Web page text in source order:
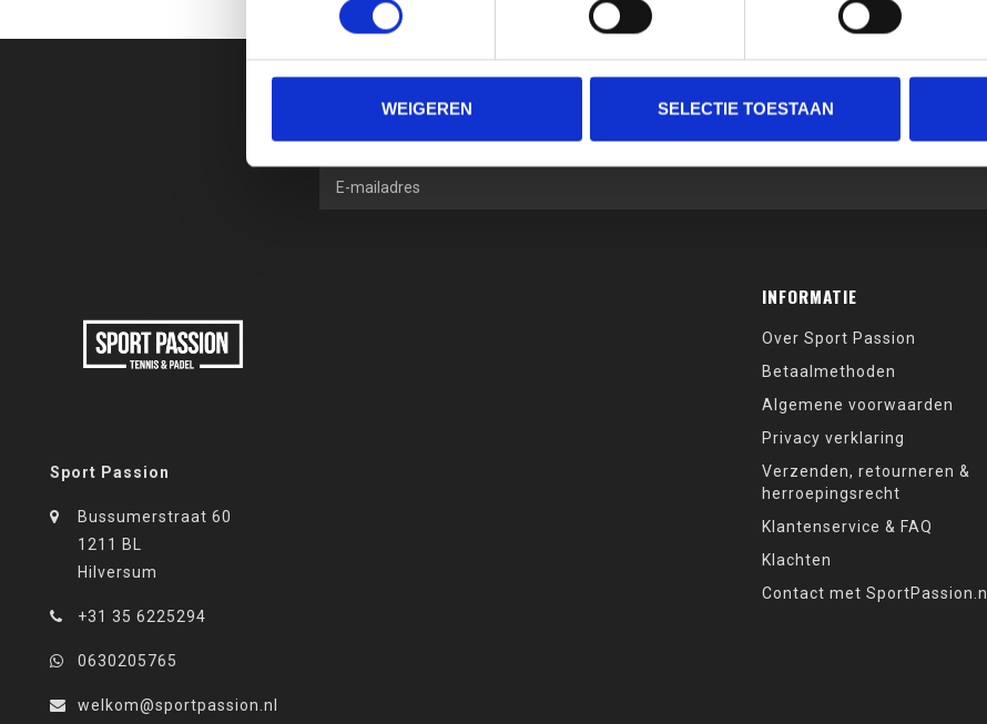
WEIGEREN SELECTIE TOESTAAN
SCHRIJF JE IN VOOR ONZE NIEUWSBRIEF
En ontvang direct 10% korting in onze webwinkel
Sport Passion
Bussumerstraat 60
1211 BL
Hilversum
+31 35 6225294
0630205765
welkom@sportpassion.nl
INFORMATIE
Over Sport Passion
Betaalmethoden
Algemene voorwaarden
Privacy verklaring
Verzenden, retourneren &
herroepingsrecht
Klantenservice & FAQ
Klachten
Contact met SportPassion.nl